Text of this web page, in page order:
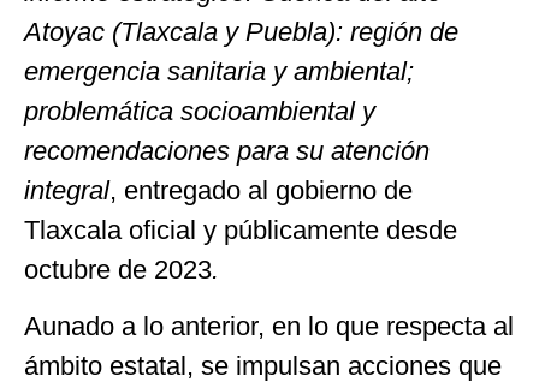
Atoyac (Tlaxcala y Puebla): región de
emergencia sanitaria y ambiental;
problemática socioambiental y
recomendaciones para su atención
integral, entregado al gobierno de
Tlaxcala oficial y públicamente desde
octubre de 2023.
Aunado a lo anterior, en lo que respecta al
ámbito estatal, se impulsan acciones que